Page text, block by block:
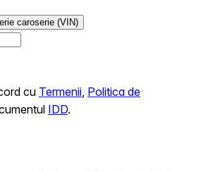
caroserie (VIN)
cu Termenii Politica de
IDD.